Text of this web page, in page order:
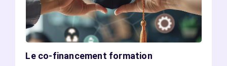
Le co-financement formation